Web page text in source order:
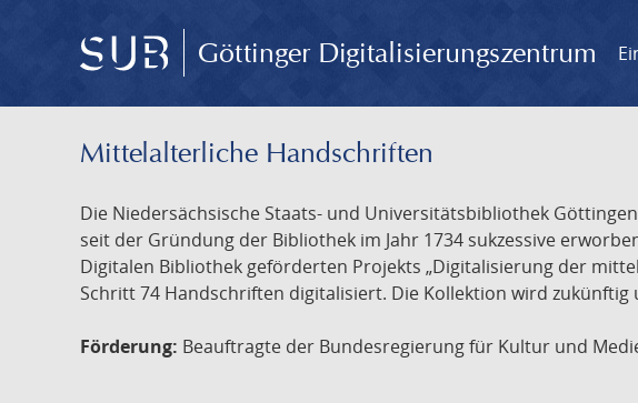
Göttinger Digitalisierungszentrum
Mittelalterliche Handschriften
Die Niedersächsische Staats- und Universitätsbibliothek
seit der Gründung der Bibliothek im Jahr 1734 sukzessive
Digitalen Bibliothek geförderten Projekts „Digitalisierung der
Schritt 74 Handschriften digitalisiert. Die Kollektion wird
Förderung: Beauftragte der Bundesregierung für Kultur und